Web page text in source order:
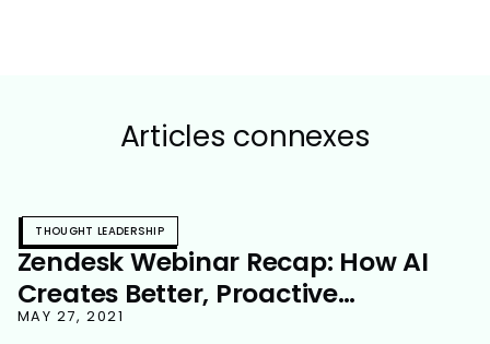
Articles connexes
THOUGHT LEADERSHIP
Zendesk Webinar Recap: How AI
Creates Better, Proactive
Customer Experiences
MAY 27, 2021